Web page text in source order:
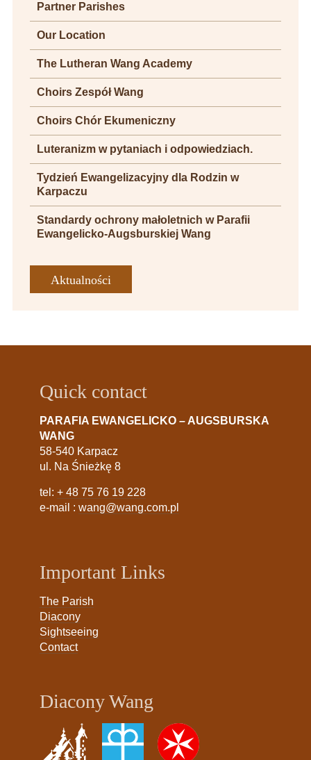
Partner Parishes
Our Location
The Lutheran Wang Academy
Choirs Zespół Wang
Choirs Chór Ekumeniczny
Luteranizm w pytaniach i odpowiedziach.
Tydzień Ewangelizacyjny dla Rodzin w
Karpaczu
Standardy ochrony małoletnich w Parafii
Ewangelicko-Augsburskiej Wang
Aktualności
Quick contact
PARAFIA EWANGELICKO – AUGSBURSKA
WANG
58-540 Karpacz
ul. Na Śnieżkę 8
tel: + 48 75 76 19 228
e-mail : wang@wang.com.pl
Important Links
The Parish
Diacony
Sightseeing
Contact
Diacony Wang